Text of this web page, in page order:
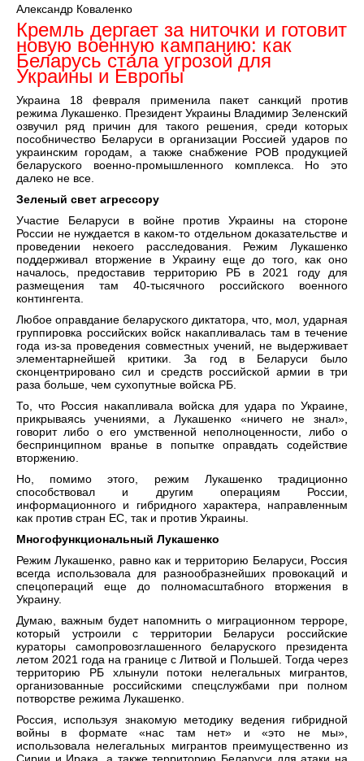
Александр Коваленко
Кремль дергает за ниточки и готовит
новую военную кампанию: как
Беларусь стала угрозой для
Украины и Европы
Украина 18 февраля применила пакет санкций против
режима Лукашенко. Президент Украины Владимир Зеленский
озвучил ряд причин для такого решения, среди которых
пособничество Беларуси в организации Россией ударов по
украинским городам, а также снабжение РОВ продукцией
беларуского военно-промышленного комплекса. Но это
далеко не все.
Зеленый свет агрессору
Участие Беларуси в войне против Украины на стороне
России не нуждается в каком-то отдельном доказательстве и
проведении некоего расследования. Режим Лукашенко
поддерживал вторжение в Украину еще до того, как оно
началось, предоставив территорию РБ в 2021 году для
размещения там 40-тысячного российского военного
контингента.
Любое оправдание беларуского диктатора, что, мол, ударная
группировка российских войск накапливалась там в течение
года из-за проведения совместных учений, не выдерживает
элементарнейшей критики. За год в Беларуси было
сконцентрировано сил и средств российской армии в три
раза больше, чем сухопутные войска РБ.
То, что Россия накапливала войска для удара по Украине,
прикрываясь учениями, а Лукашенко «ничего не знал»,
говорит либо о его умственной неполноценности, либо о
беспринципном вранье в попытке оправдать содействие
вторжению.
Но, помимо этого, режим Лукашенко традиционно
способствовал и другим операциям России,
информационного и гибридного характера, направленным
как против стран ЕС, так и против Украины.
Многофункциональный Лукашенко
Режим Лукашенко, равно как и территорию Беларуси, Россия
всегда использовала для разнообразнейших провокаций и
спецопераций еще до полномасштабного вторжения в
Украину.
Думаю, важным будет напомнить о миграционном терроре,
который устроили с территории Беларуси российские
кураторы самопровозглашенного беларуского президента
летом 2021 года на границе с Литвой и Польшей. Тогда через
территорию РБ хлынули потоки нелегальных мигрантов,
организованные российскими спецслужбами при полном
потворстве режима Лукашенко.
Россия, используя знакомую методику ведения гибридной
войны в формате «нас там нет» и «это не мы»,
использовала нелегальных мигрантов преимущественно из